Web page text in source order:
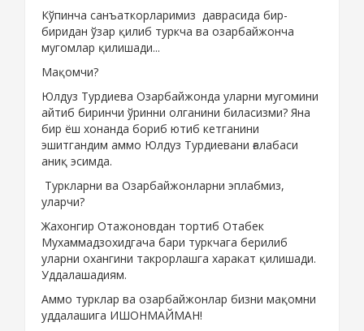
Кўпинча санъаткорларимиз даврасида бир-
биридан ўзар қилиб туркча ва озарбайжонча
мугомлар қилишади...
Мақомчи?
Юлдуз Турдиева Озарбайжонда уларни мугомини
айтиб биринчи ўринни олганини биласизми? Яна
бир ёш хонанда бориб ютиб кетганини
эшитгандим аммо Юлдуз Турдиевани ғалабаси
аниқ эсимда.
Туркларни ва Озарбайжонларни эплабмиз,
уларчи?
Жахонгир Отажоновдан тортиб Отабек
Мухаммадзохидгача бари туркчага берилиб
уларни охангини такрорлашга харакат қилишади.
Уддалашадиям.
Аммо турклар ва озарбайжонлар бизни мақомни
уддалашига ИШОНМАЙМАН!